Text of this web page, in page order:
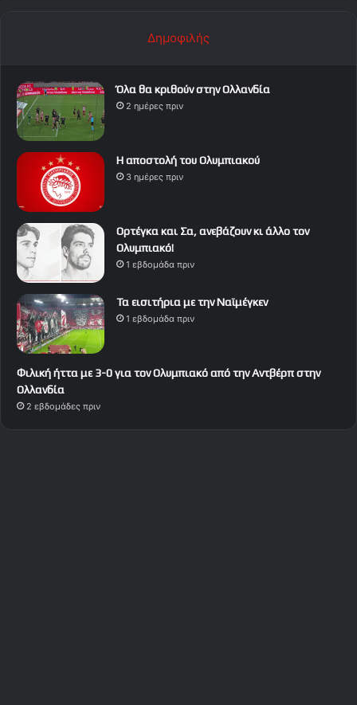
Δημοφιλής
Όλα θα κριθούν στην Ολλανδία
2 ημέρες πριν
Η αποστολή του Ολυμπιακού
3 ημέρες πριν
Ορτέγκα και Σα, ανεβάζουν κι άλλο τον
Ολυμπιακό!
1 εβδομάδα πριν
Τα εισιτήρια με την Ναϊμέγκεν
1 εβδομάδα πριν
Φιλική ήττα με 3-0 για τον Ολυμπιακό από την Αντβέρπ στην
Ολλανδία
2 εβδομάδες πριν